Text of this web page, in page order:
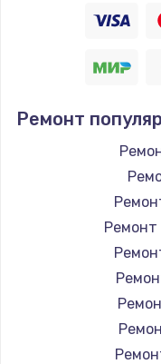
Ремонт
Ремонт